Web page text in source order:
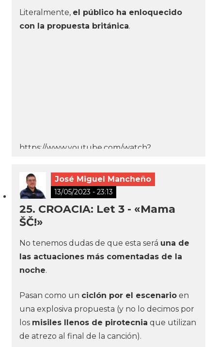
Literalmente, el público ha enloquecido
con la propuesta británica.
https://www.youtube.com/watch?
José Miguel Mancheño
13/05/2023 - 23:13
25. CROACIA: Let 3 - «Mama
ŠČ!»
No tenemos dudas de que esta será una de
las actuaciones más comentadas de la
noche.
Pasan como un ciclón por el escenario en
una explosiva propuesta (y no lo decimos por
los misiles llenos de pirotecnia que utilizan
de atrezo al final de la canción).